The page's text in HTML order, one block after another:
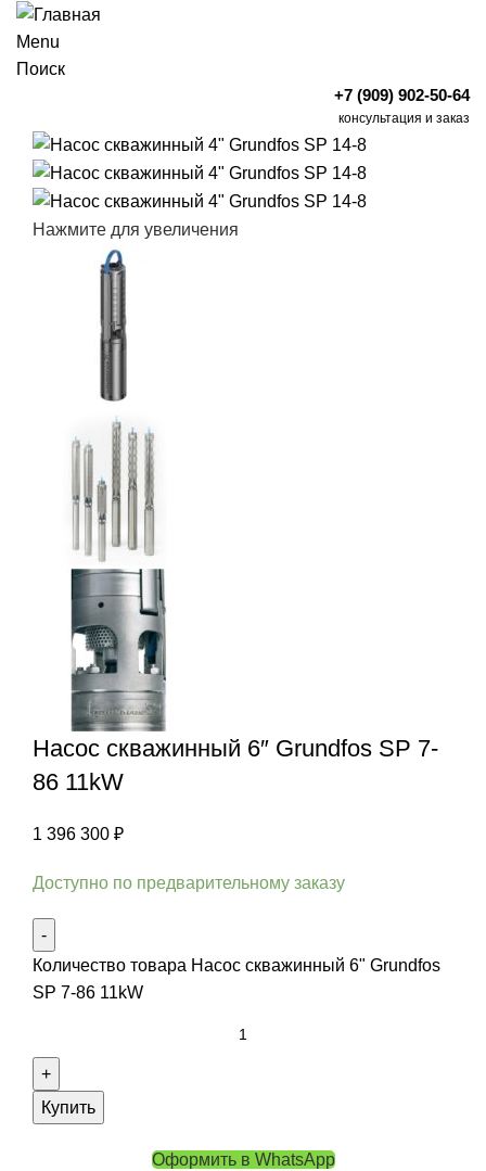
Menu
Поиск
+7 (909) 902-50-64
консультация и заказ
Нажмите для увеличения
Насос скважинный 6″ Grundfos SP 7-
86 11kW
1 396 300 ₽
Доступно по предварительному заказу
Количество товара Насос скважинный 6" Grundfos
SP 7-86 11kW
Купить
Оформить в WhatsApp